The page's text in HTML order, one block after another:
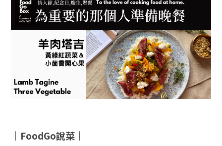
｜ FoodGo說菜｜